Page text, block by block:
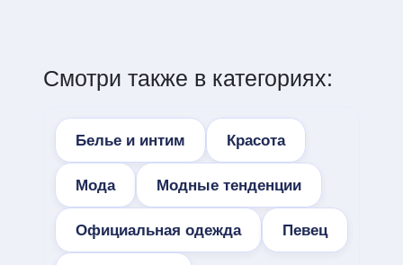
Смотри также в категориях:
Белье и интим Красота
Мода Модные тенденции
Официальная одежда Певец